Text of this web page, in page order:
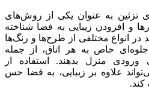
تزئین به عنوان یکی از روش‌های
و افزودن زیبایی به فضا شناخته
در انواع مختلفی از طرح‌ها و رنگ‌ها
جلوه‌ای خاص به هر اتاق، از جمله
ورودی منزل بدهند. استفاده از
علاوه بر زیبایی، به فضا حس